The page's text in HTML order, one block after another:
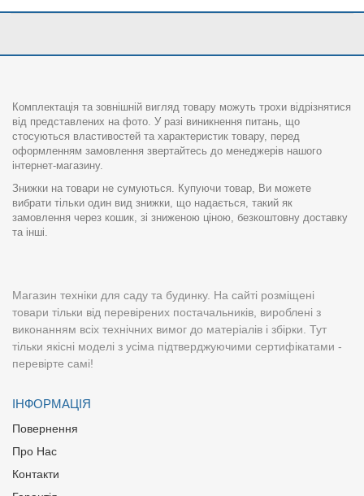
Комплектація та зовнішній вигляд товару можуть трохи відрізнятися
від представлених на фото. У разі виникнення питань, що
стосуються властивостей та характеристик товару, перед
оформленням замовлення звертайтесь до менеджерів нашого
інтернет-магазину.
Знижки на товари не сумуються. Купуючи товар, Ви можете
вибрати тільки один вид знижки, що надається, такий як
замовлення через кошик, зі зниженою ціною, безкоштовну доставку
та інші.
Магазин техніки для саду та будинку. На сайті розміщені
товари тільки від перевірених постачальників, вироблені з
виконанням всіх технічних вимог до матеріалів і збірки. Тут
тільки якісні моделі з усіма підтверджуючими сертифікатами -
перевірте самі!
ІНФОРМАЦІЯ
Повернення
Про Нас
Контакти